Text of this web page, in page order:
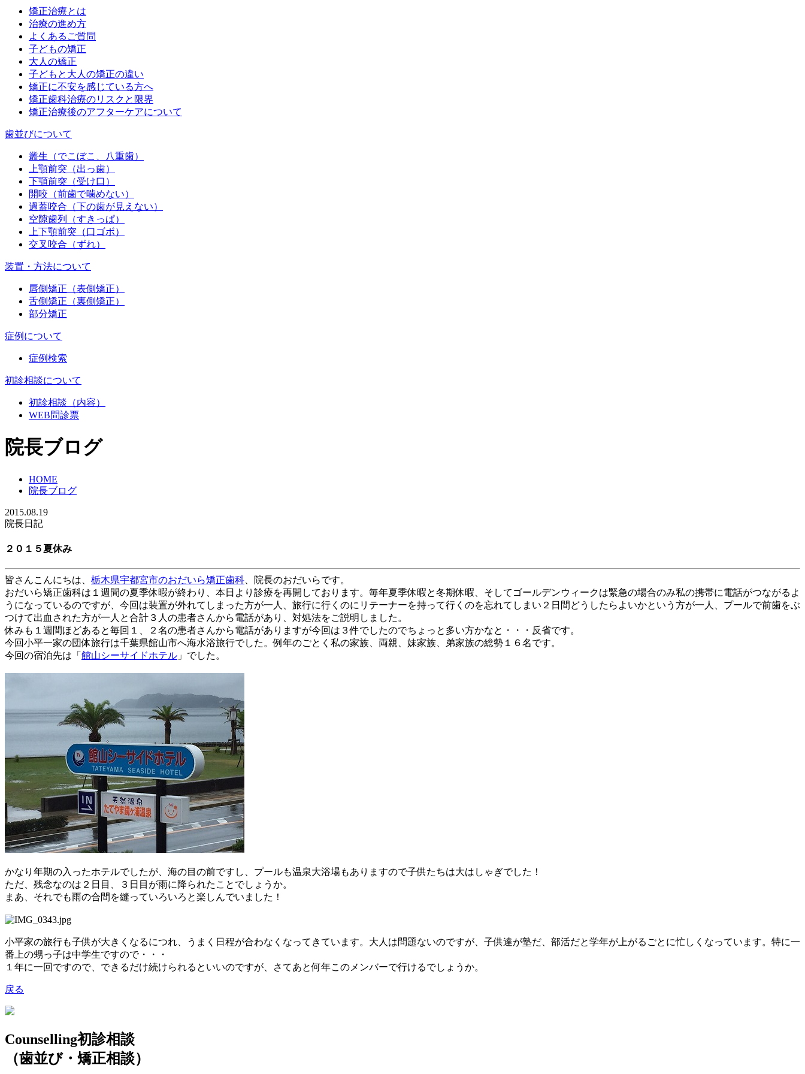
矯正治療とは
治療の進め方
よくあるご質問
子どもの矯正
大人の矯正
子どもと大人の矯正の違い
矯正に不安を感じている方へ
矯正歯科治療のリスクと限界
矯正治療後のアフターケアについて
歯並びについて
叢生（でこぼこ、八重歯）
上顎前突（出っ歯）
下顎前突（受け口）
開咬（前歯で噛めない）
過蓋咬合（下の歯が見えない）
空隙歯列（すきっぱ）
上下顎前突（口ゴボ）
交叉咬合（ずれ）
装置・方法について
唇側矯正（表側矯正）
舌側矯正（裏側矯正）
部分矯正
症例について
症例検索
初診相談について
初診相談（内容）
WEB問診票
院長ブログ
HOME
院長ブログ
2015.08.19
院長日記
２０１５夏休み
皆さんこんにちは、 栃木県宇都宮市のおだいら矯正歯科、院長のおだいらです。
おだいら矯正歯科は１週間の夏季休暇が終わり、本日より診療を再開しております。毎年夏季休暇と冬期休暇、そしてゴールデンウィークは緊急の場合のみ私の携帯に電話がつながるよ
うになっているのですが、今回は装置が外れてしまった方が一人、旅行に行くのにリテーナーを持って行くのを忘れてしまい２日間どうしたらよいかという方が一人、プールで前歯をぶ
つけて出血された方が一人と合計３人の患者さんから電話があり、対処法をご説明しました。
休みも１週間ほどあると毎回１、２名の患者さんから電話がありますが今回は３件でしたのでちょっと多い方かなと・・・反省です。
今回小平一家の団体旅行は千葉県館山市へ海水浴旅行でした。例年のごとく私の家族、両親、妹家族、弟家族の総勢１６名です。
今回の宿泊先は「 館山シーサイドホテル 」でした。
かなり年期の入ったホテルでしたが、海の目の前ですし、プールも温泉大浴場もありますので子供たちは大はしゃぎでした！
ただ、残念なのは２日目、３日目が雨に降られたことでしょうか。
まあ、それでも雨の合間を縫っていろいろと楽しんでいました！
小平家の旅行も子供が大きくなるにつれ、うまく日程が合わなくなってきています。大人は問題ないのですが、子供達が塾だ、部活だと学年が上がるごとに忙しくなっています。特に一
番上の甥っ子は中学生ですので・・・
１年に一回ですので、できるだけ続けられるといいのですが、さてあと何年このメンバーで行けるでしょうか。
戻る
Counselling初診相談
（歯並び・矯正相談）